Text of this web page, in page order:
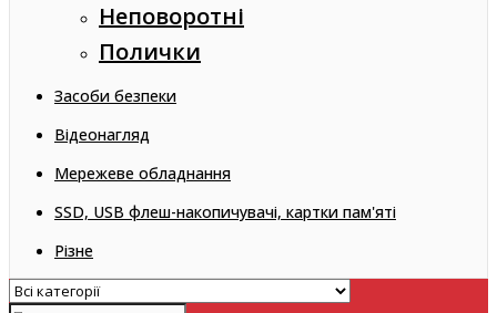
Неповоротні
Полички
Засоби безпеки
Відеонагляд
Мережеве обладнання
SSD, USB флеш-накопичувачі, картки пам'яті
Різне